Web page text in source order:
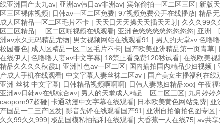
线亚洲国产太九av| 亚洲av韩日av非洲av| 宾馆偷拍一区二区三区| 新版
区三区裸体视频| 日韩av一区二区免费| 97视频免费公开在线播放| 精品
成人区精品一区二区毛片不卡 | 天天日天天操天天插天天射| 久久久99久
区三区精品| 一区二区啪视频在线观看| 亚洲色悠悠悠悠悠悠悠悠| 亚洲
洲av永久无码精品尤物| 男女视频网站在线观看91 | 男人的天堂av 色噜噜
校园春色| 成人区精品一区二区毛片不卡| 国产欧美亚洲精品第一页青草|
在线伊人 | 色噜噜人妻av中文字幕| 18禁止看免费120秒试看| 在线欧美视
精品久久久久秋霞1 | 亚洲性色av一区二区| 国内揄拍国内精品少妇视频 |
产成人手机在线观看| 中文字幕人妻丝袜二区av | 国产美女主播福利在线
亚洲 丝袜 中文字幕| 日韩精品视频啊啊啊| 日韩人妻熟妇精品xxx| 午夜
亚洲av日韩av在线综合av| 男人的天堂成人精品一区二区三区| 九月婷婷
caoporn97超碰| 卡通动漫中文字幕在线观看| 日本欧美黄色网站免费| 亚
产国品一二三产区发| 影音先锋在线观看国产91 | 亚洲自拍偷拍色图专区|
久久99久久999| 极品国模私拍福利在线观看| 大香蕉一人在线75| av共